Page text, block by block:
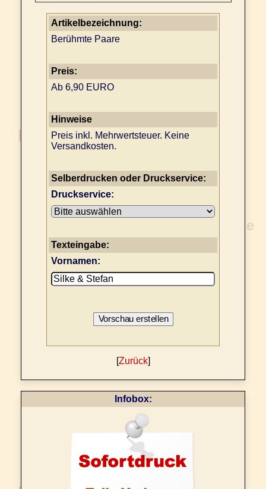
Artikelbezeichnung:
Berühmte Paare
Preis:
Ab 6,90 EURO
Hinweise
Preis inkl. Mehrwertsteuer. Keine
Versandkosten.
Selberdrucken oder Druckservice:
Druckservice:
Texteingabe:
Vornamen:
[Zurück]
Infobox: